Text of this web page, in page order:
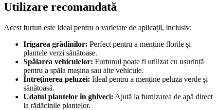
Utilizare recomandată
Acest furtun este ideal pentru o varietate de aplicații, inclusiv:
Irigarea grădinilor: Perfect pentru a menține florile și
plantele verzi sănătoase.
Spălarea vehiculelor: Furtunul poate fi utilizat cu ușurință
pentru a spăla mașina sau alte vehicule.
Întreținerea peluzei: Ideal pentru a menține peluza verde și
sănătoasă.
Udatul plantelor în ghiveci: Ajută la furnizarea de apă direct
la rădăcinile plantelor.